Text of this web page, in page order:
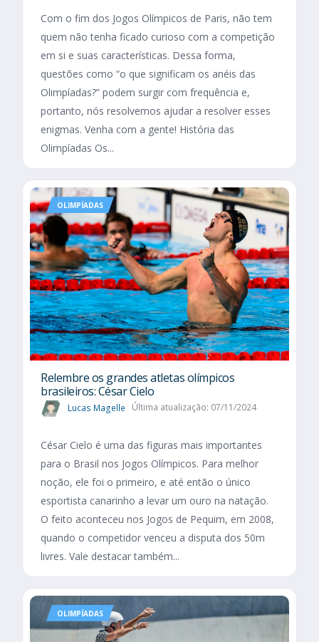
Com o fim dos Jogos Olímpicos de Paris, não tem
quem não tenha ficado curioso com a competição
em si e suas características. Dessa forma,
questões como “o que significam os anéis das
Olimpíadas?” podem surgir com frequência e,
portanto, nós resolvemos ajudar a resolver esses
enigmas. Venha com a gente! História das
Olimpíadas Os...
OLIMPÍADAS
Relembre os grandes atletas olímpicos
brasileiros: César Cielo
Lucas Magelle Última atualização: 07/11/2024
César Cielo é uma das figuras mais importantes
para o Brasil nos Jogos Olímpicos. Para melhor
noção, ele foi o primeiro, e até então o único
esportista canarinho a levar um ouro na natação.
O feito aconteceu nos Jogos de Pequim, em 2008,
quando o competidor venceu a disputa dos 50m
livres. Vale destacar também...
OLIMPÍADAS